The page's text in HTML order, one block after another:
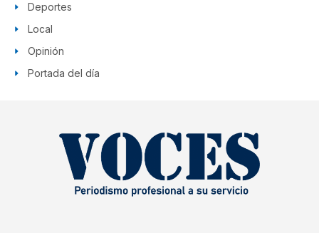
Deportes
Local
Opinión
Portada del día